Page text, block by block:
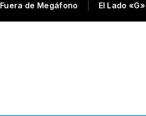
Fuera de Megáfono El Lado «G»